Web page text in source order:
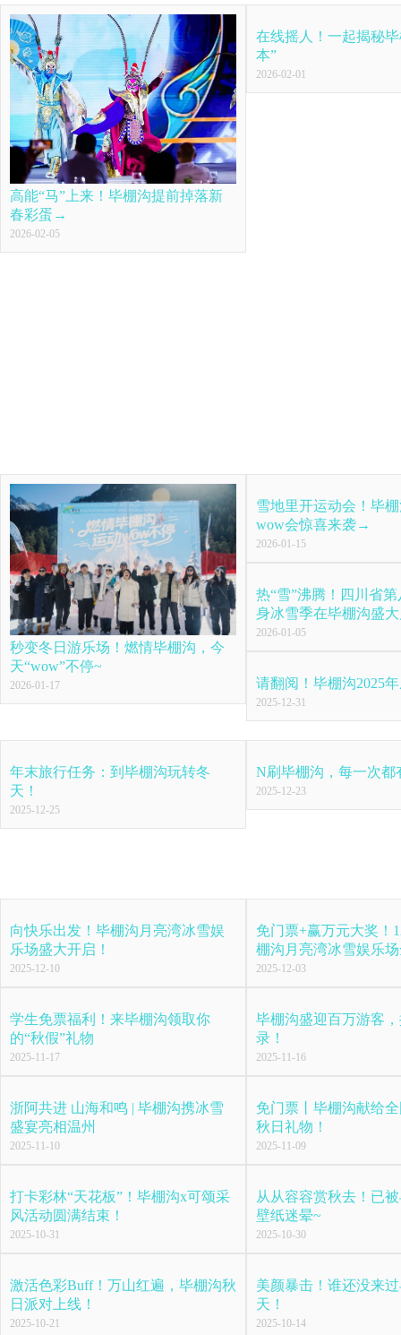
高能“马”上来！毕棚沟提前掉落新
春彩蛋→
2026-02-05
在线摇人！一起揭秘
本”
2026-02-01
秒变冬日游乐场！燃情毕棚沟，今
天“wow”不停~
2026-01-17
雪地里开运动会！毕
wow会惊喜来袭→
2026-01-15
热“雪”沸腾！四川省
身冰雪季在毕棚沟盛
2026-01-05
请翻阅！毕棚沟2025
2025-12-31
年末旅行任务：到毕棚沟玩转冬
天！
2025-12-25
N刷毕棚沟，每一次都
2025-12-23
向快乐出发！毕棚沟月亮湾冰雪娱
乐场盛大开启！
2025-12-10
免门票+赢万元大奖！
棚沟月亮湾冰雪娱乐
2025-12-03
学生免票福利！来毕棚沟领取你
的“秋假”礼物
2025-11-17
毕棚沟盛迎百万游客
录！
2025-11-16
浙阿共进 山海和鸣 | 毕棚沟携冰雪
盛宴亮相温州
2025-11-10
免门票丨毕棚沟献给
秋日礼物！
2025-11-09
打卡彩林“天花板”！毕棚沟x可颂采
风活动圆满结束！
2025-10-31
从从容容赏秋去！已
壁纸迷晕~
2025-10-30
激活色彩Buff！万山红遍，毕棚沟秋
日派对上线！
2025-10-21
美颜暴击！谁还没来
天！
2025-10-14